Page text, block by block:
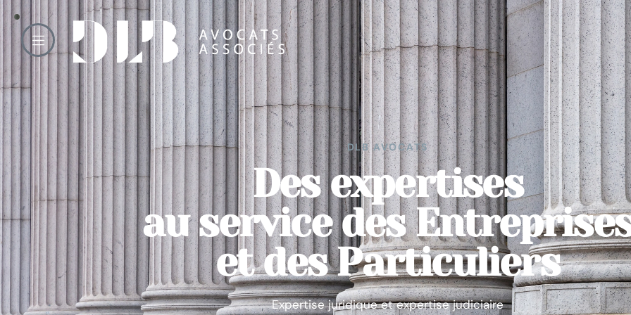
DLB AVOCATS
Des expertises
au service des
et des Particuliers
Expertise juridique et expertise judiciaire